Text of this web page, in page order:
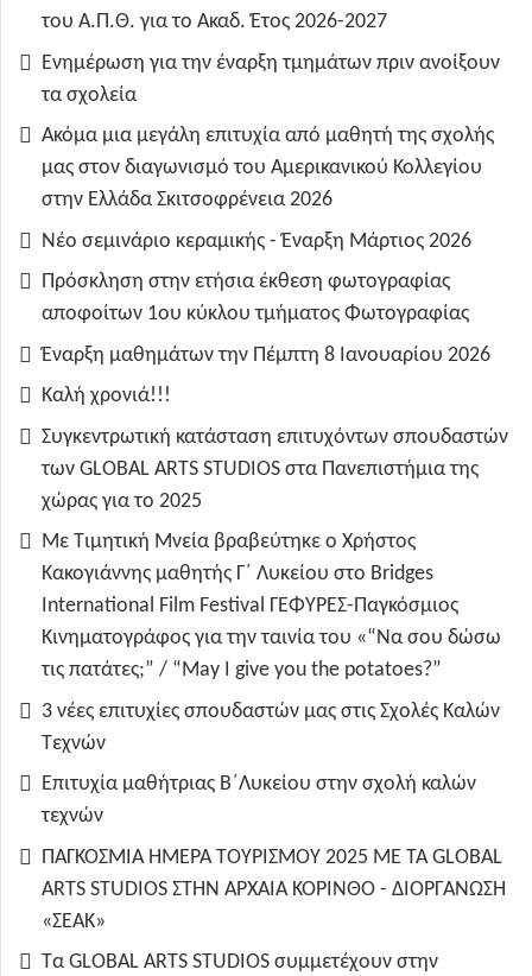
του Α.Π.Θ. για το Ακαδ. Έτος 2026-2027
Ενημέρωση για την έναρξη τμημάτων πριν ανοίξουν
τα σχολεία
Ακόμα μια μεγάλη επιτυχία από μαθητή της σχολής
μας στον διαγωνισμό του Αμερικανικού Κολλεγίου
στην Ελλάδα Σκιτσοφρένεια 2026
Νέο σεμινάριο κεραμικής - Έναρξη Μάρτιος 2026
Πρόσκληση στην ετήσια έκθεση φωτογραφίας
αποφοίτων 1ου κύκλου τμήματος Φωτογραφίας
Έναρξη μαθημάτων την Πέμπτη 8 Ιανουαρίου 2026
Καλή χρονιά!!!
Συγκεντρωτική κατάσταση επιτυχόντων σπουδαστών
των GLOBAL ARTS STUDIOS στα Πανεπιστήμια της
χώρας για το 2025
Με Τιμητική Μνεία βραβεύτηκε ο Χρήστος
Κακογιάννης μαθητής Γ΄ Λυκείου στο Bridges
International Film Festival ΓΕΦΥΡΕΣ-Παγκόσμιος
Κινηματογράφος για την ταινία του «“Να σου δώσω
τις πατάτες;” / “May I give you the potatoes?”
3 νέες επιτυχίες σπουδαστών μας στις Σχολές Καλών
Τεχνών
Επιτυχία μαθήτριας Β΄Λυκείου στην σχολή καλών
τεχνών
ΠΑΓΚΟΣΜΙΑ ΗΜΕΡΑ ΤΟΥΡΙΣΜΟΥ 2025 ΜΕ ΤΑ GLOBAL
ARTS STUDIOS ΣΤΗΝ ΑΡΧΑΙΑ ΚΟΡΙΝΘΟ - ΔΙΟΡΓΑΝΩΣΗ
«ΣΕΑΚ»
Τα GLOBAL ARTS STUDIOS συμμετέχουν στην